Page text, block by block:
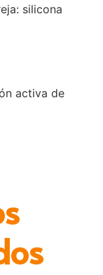
silicona
activa de